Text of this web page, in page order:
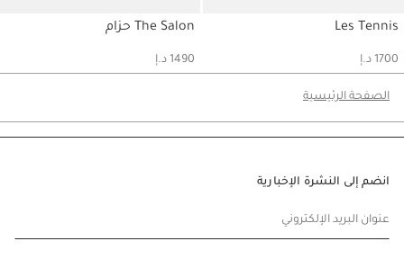
Les Tennis
حسابي
1700 د.إ
The Salon حزام
حسابي
1490 د.إ
الصفحة الرئيسية
انضم إلى النشرة الإخبارية
عنوان البريد الإلكتروني